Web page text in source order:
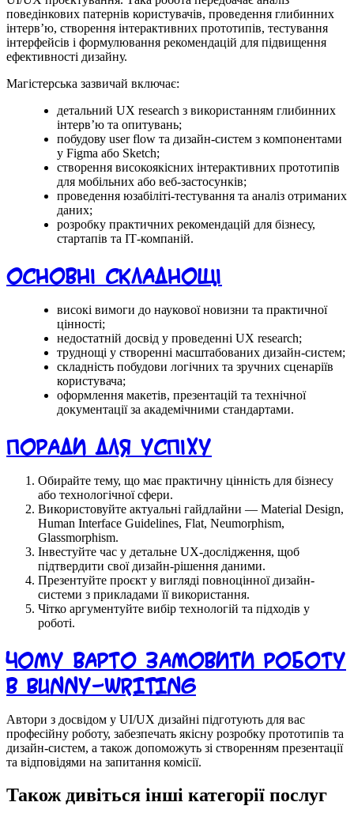
поведінкових патернів користувачів, проведення глибинних
інтерв’ю, створення інтерактивних прототипів, тестування
інтерфейсів і формулювання рекомендацій для підвищення
ефективності дизайну.
Магістерська зазвичай включає:
детальний UX research з використанням глибинних
інтерв’ю та опитувань;
побудову user flow та дизайн-систем з компонентами
у Figma або Sketch;
створення високоякісних інтерактивних прототипів
для мобільних або веб-застосунків;
проведення юзабіліті-тестування та аналіз отриманих
даних;
розробку практичних рекомендацій для бізнесу,
стартапів та ІТ-компаній.
Основні складнощі
високі вимоги до наукової новизни та практичної
цінності;
недостатній досвід у проведенні UX research;
труднощі у створенні масштабованих дизайн-систем;
складність побудови логічних та зручних сценаріїв
користувача;
оформлення макетів, презентацій та технічної
документації за академічними стандартами.
Поради для успіху
Обирайте тему, що має практичну цінність для бізнесу
або технологічної сфери.
Використовуйте актуальні гайдлайни — Material Design,
Human Interface Guidelines, Flat, Neumorphism,
Glassmorphism.
Інвестуйте час у детальне UX-дослідження, щоб
підтвердити свої дизайн-рішення даними.
Презентуйте проєкт у вигляді повноцінної дизайн-
системи з прикладами її використання.
Чітко аргументуйте вибір технологій та підходів у
роботі.
Чому варто замовити роботу
в Bunny-writing
Автори з досвідом у UI/UX дизайні підготують для вас
професійну роботу, забезпечать якісну розробку прототипів та
дизайн-систем, а також допоможуть зі створенням презентації
та відповідями на запитання комісії.
Також дивіться інші категорії послуг